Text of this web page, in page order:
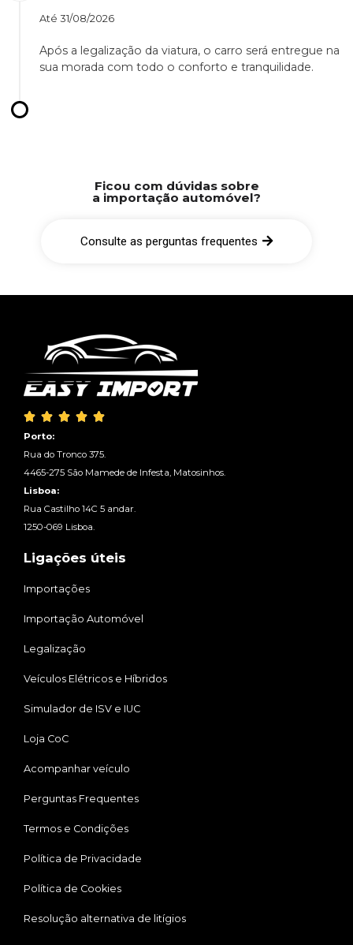
Até 31/08/2026
Após a legalização da viatura, o carro será entregue na
sua morada com todo o conforto e tranquilidade.
Ficou com dúvidas sobre
a importação automóvel?
Consulte as perguntas frequentes
    
Porto:
Rua do Tronco 375.
4465-275 São Mamede de Infesta, Matosinhos.
Lisboa:
Rua Castilho 14C 5 andar.
1250-069 Lisboa.
Ligações úteis
Importações
Importação Automóvel
Legalização
Veículos Elétricos e Híbridos
Simulador de ISV e IUC
Loja CoC
Acompanhar veículo
Perguntas Frequentes
Termos e Condições
Política de Privacidade
Política de Cookies
Resolução alternativa de litígios